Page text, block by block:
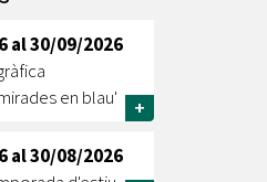
Pública
al30/09/2026
en blau'
+
al30/08/2026